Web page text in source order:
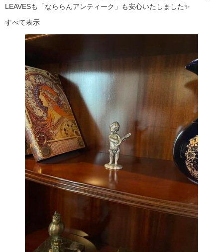
LEAVESも「なららんアンティーク」も安心いたしました✨
すべて表示